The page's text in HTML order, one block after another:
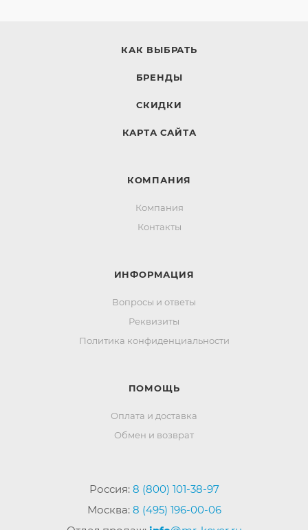
КАК ВЫБРАТЬ
БРЕНДЫ
СКИДКИ
КАРТА САЙТА
КОМПАНИЯ
Компания
Контакты
ИНФОРМАЦИЯ
Вопросы и ответы
Реквизиты
Политика конфиденциальности
ПОМОЩЬ
Оплата и доставка
Обмен и возврат
Россия: 8 (800) 101-38-97
Москва: 8 (495) 196-00-06